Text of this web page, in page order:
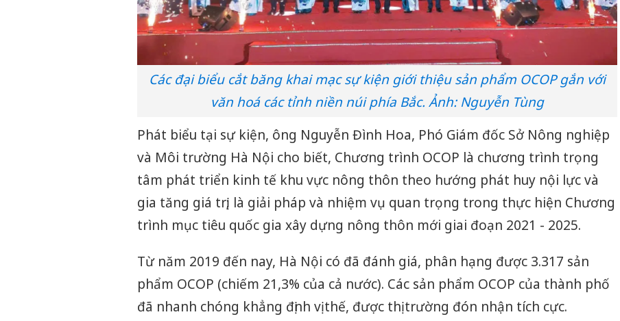
Các đại biểu cắt băng khai mạc sự kiện giới thiệu sản phẩm OCOP gắn với
văn hoá các tỉnh niền núi phía Bắc. Ảnh: Nguyễn Tùng
Phát biểu tại sự kiện, ông Nguyễn Đình Hoa, Phó Giám đốc Sở Nông nghiệp
và Môi trường Hà Nội cho biết, Chương trình OCOP là chương trình trọng
tâm phát triển kinh tế khu vực nông thôn theo hướng phát huy nội lực và
gia tăng giá trị; là giải pháp và nhiệm vụ quan trọng trong thực hiện Chương
trình mục tiêu quốc gia xây dựng nông thôn mới giai đoạn 2021 - 2025.
Từ năm 2019 đến nay, Hà Nội có đã đánh giá, phân hạng được 3.317 sản
phẩm OCOP (chiếm 21,3% của cả nước). Các sản phẩm OCOP của thành phố
đã nhanh chóng khẳng định vị thế, được thị trường đón nhận tích cực.